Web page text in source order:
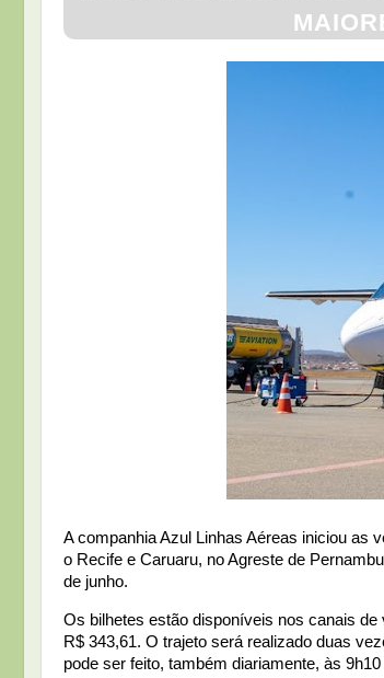
A companhia Azul Linhas Aéreas iniciou as
o Recife e Caruaru, no Agreste de
de junho.
Os bilhetes estão disponíveis nos canais
R$ 343,61. O trajeto será realizado duas
pode ser feito, também diariamente, às